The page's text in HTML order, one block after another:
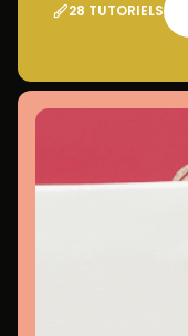
28 TUTORIELS